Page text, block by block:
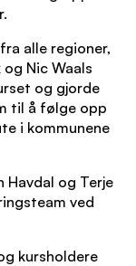
alle regioner,
og Nic Waals
og gjorde
til å følge opp
i kommunene
Havdal og Terje
ved
kursholdere